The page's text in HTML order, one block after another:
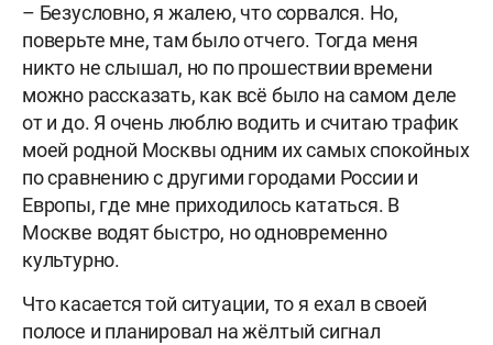
– Безусловно, я жалею, что сорвался. Но,
поверьте мне, там было отчего. Тогда меня
никто не слышал, но по прошествии времени
можно рассказать, как всё было на самом деле
от и до. Я очень люблю водить и считаю трафик
моей родной Москвы одним их самых спокойных
по сравнению с другими городами России и
Европы, где мне приходилось кататься. В
Москве водят быстро, но одновременно
культурно.
Что касается той ситуации, то я ехал в своей
полосе и планировал на жёлтый сигнал